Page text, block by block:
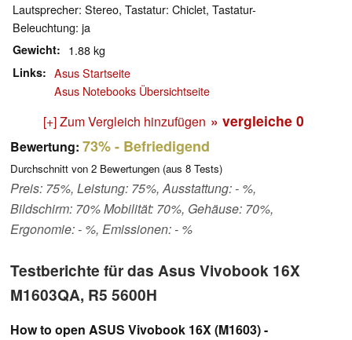
Lautsprecher: Stereo, Tastatur: Chiclet, Tastatur-
Beleuchtung: ja
Gewicht 1.88 kg
Links
Asus Startseite
Asus Notebooks Übersichtseite
[+] Zum Vergleich hinzufügen » vergleiche 0
Bewertung: 73%- Befriedigend
Durchschnitt von 2 Bewertungen (aus 8 Tests)
Preis: 75%, Leistung: 75%, Ausstattung: - %,
Bildschirm: 70% Mobilität: 70%, Gehäuse: 70%,
Ergonomie: - %, Emissionen: - %
Testberichte für das Asus Vivobook 16X
M1603QA, R5 5600H
How to open ASUS Vivobook 16X (M1603) -